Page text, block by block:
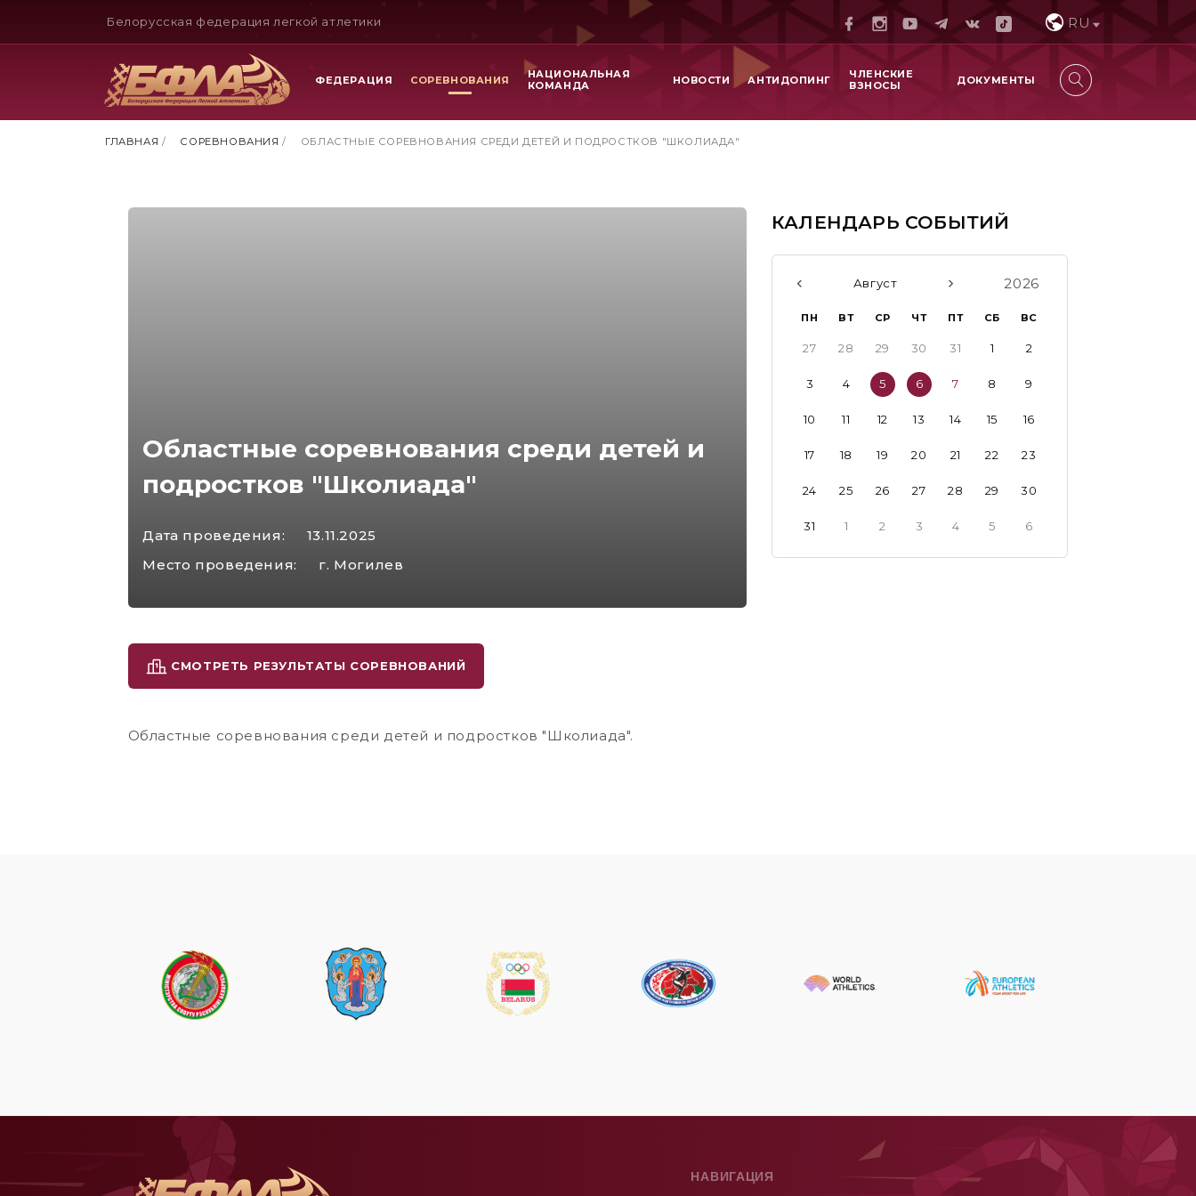
Белорусская федерация легкой атлетики RU
ФЕДЕРАЦИЯ СОРЕВНОВАНИЯ
НАЦИОНАЛЬНАЯ
КОМАНДА
НОВОСТИ АНТИДОПИНГ
ЧЛЕНСКИЕ
ВЗНОСЫ
ДОКУМЕНТЫ
ГЛАВНАЯ / СОРЕВНОВАНИЯ / ОБЛАСТНЫЕ СОРЕВНОВАНИЯ СРЕДИ ДЕТЕЙ И ПОДРОСТКОВ "ШКОЛИАДА"
Областные соревнования среди детей и
подростков "Школиада"
Дата проведения:
13.11.2025
Место проведения:
г. Могилев
СМОТРЕТЬ РЕЗУЛЬТАТЫ СОРЕВНОВАНИЙ
Областные соревнования среди детей и подростков "Школиада".
КАЛЕНДАРЬ СОБЫТИЙ
Август 2026
ПН ВТ СР ЧТ ПТ СБ ВС
27 28 29 30 31 1 2
3 4 5 6 7 8 9
10 11 12 13 14 15 16
17 18 19 20 21 22 23
24 25 26 27 28 29 30
31 1 2 3 4 5 6
НАВИГАЦИЯ